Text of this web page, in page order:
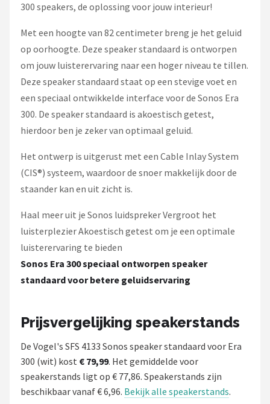
300 speakers, de oplossing voor jouw interieur!
Met een hoogte van 82 centimeter breng je het geluid
op oorhoogte. Deze speaker standaard is ontworpen
om jouw luisterervaring naar een hoger niveau te tillen.
Deze speaker standaard staat op een stevige voet en
een speciaal ontwikkelde interface voor de Sonos Era
300. De speaker standaard is akoestisch getest,
hierdoor ben je zeker van optimaal geluid.
Het ontwerp is uitgerust met een Cable Inlay System
(CIS®) systeem, waardoor de snoer makkelijk door de
staander kan en uit zicht is.
Haal meer uit je Sonos luidspreker Vergroot het
luisterplezier Akoestisch getest om je een optimale
luisterervaring te bieden
Sonos Era 300 speciaal ontworpen speaker
standaard voor betere geluidservaring
Prijsvergelijking speakerstands
De Vogel's SFS 4133 Sonos speaker standaard voor Era
300 (wit) kost € 79,99. Het gemiddelde voor
speakerstands ligt op € 77,86. Speakerstands zijn
beschikbaar vanaf € 6,96. Bekijk alle speakerstands.